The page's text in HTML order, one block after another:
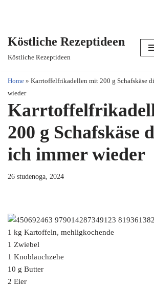
content
Köstliche Rezeptideen
Köstliche Rezeptideen
Home » Karrtoffelfrikadellen mit 200 g Schafskäse
wieder
200 g Schafskäse
ich immer wieder
26 studenoga, 2024
1 kg Kartoffeln, mehligkochende
1 Zwiebel
1 Knoblauchzehe
10 g Butter
2 Eier